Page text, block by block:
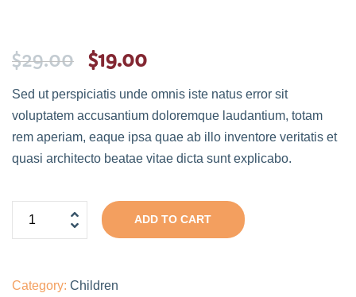
$29.00 $19.00
Sed ut perspiciatis unde omnis iste natus error sit
voluptatem accusantium doloremque laudantium, totam
rem aperiam, eaque ipsa quae ab illo inventore veritatis et
quasi architecto beatae vitae dicta sunt explicabo.
ADD TO CART
Category: Children